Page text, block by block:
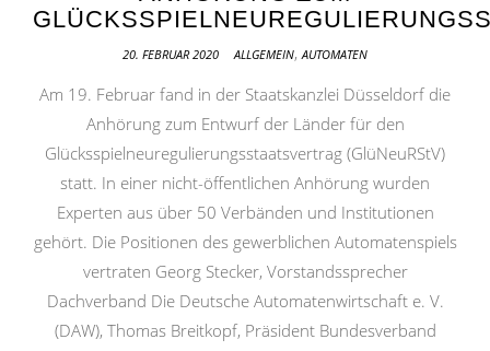
20. FEBRUAR 2020 ALLGEMEIN,AUTOMATEN
Am 19. Februar fand in der Staatskanzlei Düsseldorf die
Anhörung zum Entwurf der Länder für den
Glücksspielneuregulierungsstaatsvertrag (GlüNeuRStV)
statt. In einer nicht-öffentlichen Anhörung wurden
Experten aus über 50 Verbänden und Institutionen
gehört. Die Positionen des gewerblichen Automatenspiels
vertraten Georg Stecker, Vorstandssprecher
Dachverband Die Deutsche Automatenwirtschaft e. V.
(DAW), Thomas Breitkopf, Präsident Bundesverband